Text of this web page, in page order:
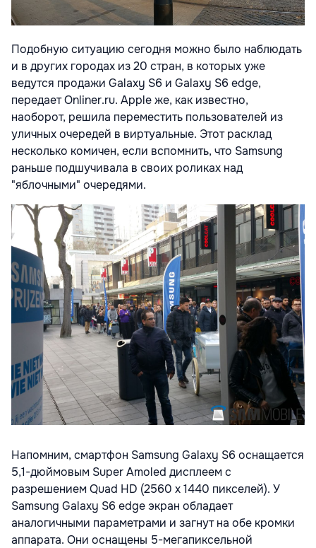
Подобную ситуацию сегодня можно было наблюдать
и в других городах из 20 стран, в которых уже
ведутся продажи Galaxy S6 и Galaxy S6 edge,
передает Onliner.ru. Apple же, как известно,
наоборот, решила переместить пользователей из
уличных очередей в виртуальные. Этот расклад
несколько комичен, если вспомнить, что Samsung
раньше подшучивала в своих роликах над
"яблочными" очередями.
Напомним, смартфон Samsung Galaxy S6 оснащается
5,1-дюймовым Super Amoled дисплеем с
разрешением Quad HD (2560 x 1440 пикселей). У
Samsung Galaxy S6 edge экран обладает
аналогичными параметрами и загнут на обе кромки
аппарата. Они оснащены 5-мегапиксельной